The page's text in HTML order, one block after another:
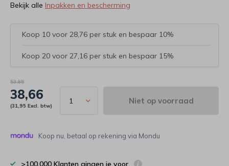
Bekijk alle Inpakken en bescherming
Koop 10 voor 28,76 per stuk en bespaar 10%
Koop 20 voor 27,16 per stuk en bespaar 15%
53,85
38,66
(31,95 Excl. btw)
Niet op voorraad
Koop nu, betaal op rekening via Mondu
>100.000 Klanten gingen je voor